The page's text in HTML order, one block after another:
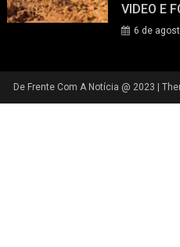
VIDEO E
6 de
De Frente Com A Notícia @ 2023 |